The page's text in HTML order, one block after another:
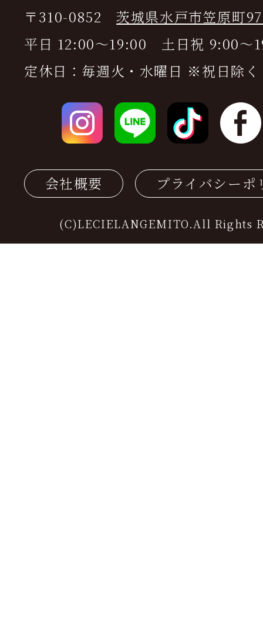
〒310-0852茨城県水戸市笠原町
平日 12:00～19:00 土日祝 9:00～
定休日：毎週火・水曜日 ※祝日除く
会社概要 プライバシーポ
(C)LECIELANGEMITO.All Rights